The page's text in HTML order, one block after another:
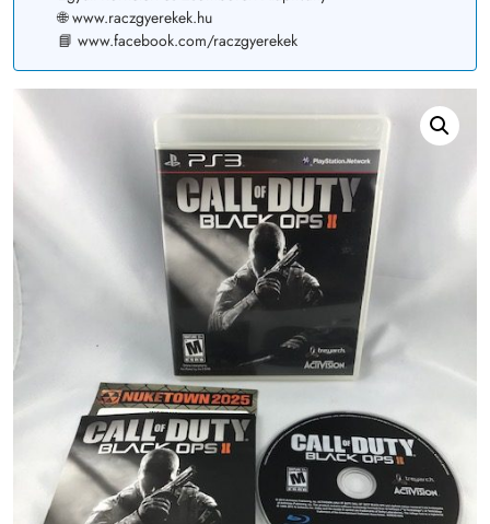
🌐 www.raczgyerekek.hu
📘 www.facebook.com/raczgyerekek